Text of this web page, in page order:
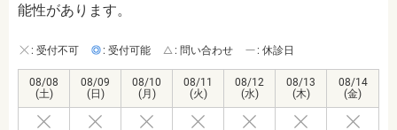
能性があります。
: 受付不可 : 受付可能 : 問い合わせ : 休診日
08/08
(土)
08/09
(日)
08/10
(月)
08/11
(火)
08/12
(水)
08/13
(木)
08/14
(金)